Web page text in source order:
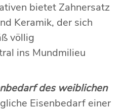
bietet Zahnersatz
Keramik, der sich
völlig
ins Mundmilieu
des weiblichen
Eisenbedarf einer